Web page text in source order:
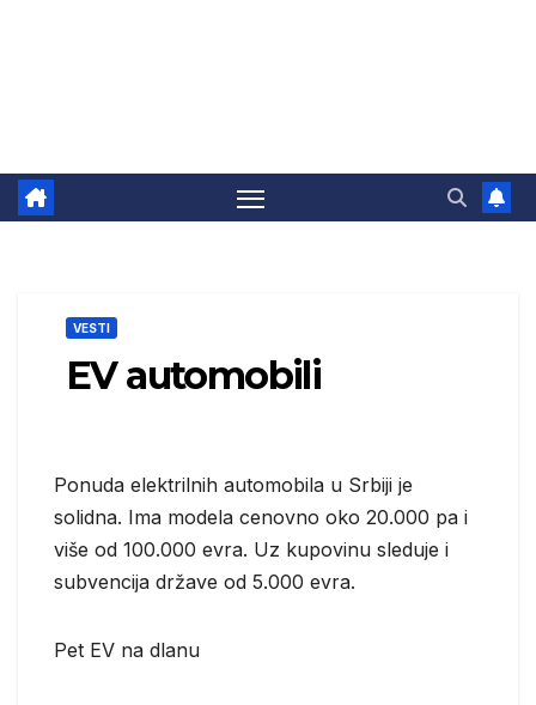
VESTI
EV automobili
Ponuda elektrilnih automobila u Srbiji je
solidna. Ima modela cenovno oko 20.000 pa i
više od 100.000 evra. Uz kupovinu sleduje i
subvencija države od 5.000 evra.
Pet EV na dlanu